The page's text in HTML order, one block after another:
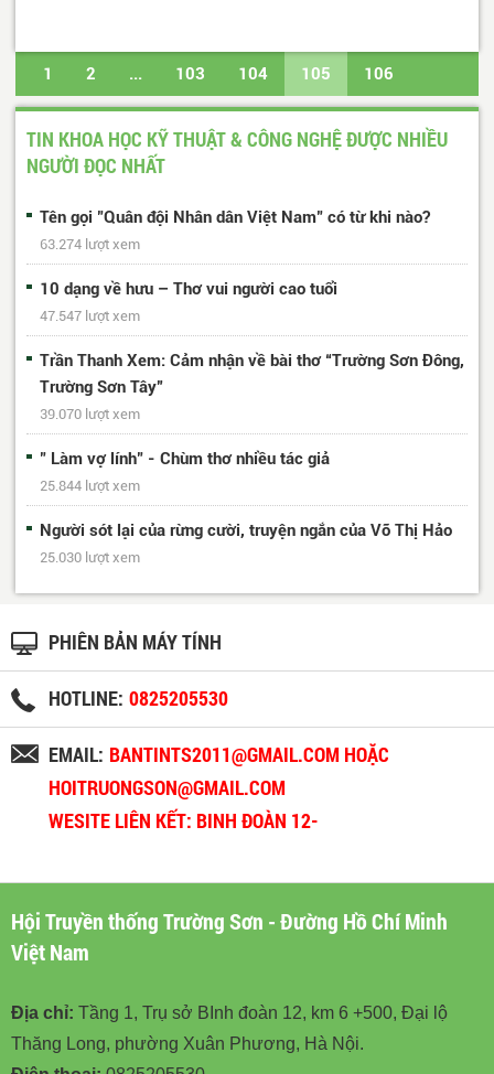
1 2 ... 103 104 105 106
107 ... 488 489 Trang cuối
TIN KHOA HỌC KỸ THUẬT & CÔNG NGHỆ ĐƯỢC NHIỀU
NGƯỜI ĐỌC NHẤT
Tên gọi "Quân đội Nhân dân Việt Nam" có từ khi nào?
63.274 lượt xem
10 dạng về hưu – Thơ vui người cao tuổi
47.547 lượt xem
Trần Thanh Xem: Cảm nhận về bài thơ “Trường Sơn Đông,
Trường Sơn Tây”
39.070 lượt xem
" Làm vợ lính" - Chùm thơ nhiều tác giả
25.844 lượt xem
Người sót lại của rừng cười, truyện ngắn của Võ Thị Hảo
25.030 lượt xem
PHIÊN BẢN MÁY TÍNH
HOTLINE: 0825205530
EMAIL: BANTINTS2011@GMAIL.COM HOẶC
HOITRUONGSON@GMAIL.COM
WESITE LIÊN KẾT: BINH ĐOÀN 12-
Hội Truyền thống Trường Sơn - Đường Hồ Chí Minh
Việt Nam
Địa chỉ: Tầng 1, Trụ sở BInh đoàn 12, km 6 +500, Đại lộ
Thăng Long, phường Xuân Phương, Hà Nội.